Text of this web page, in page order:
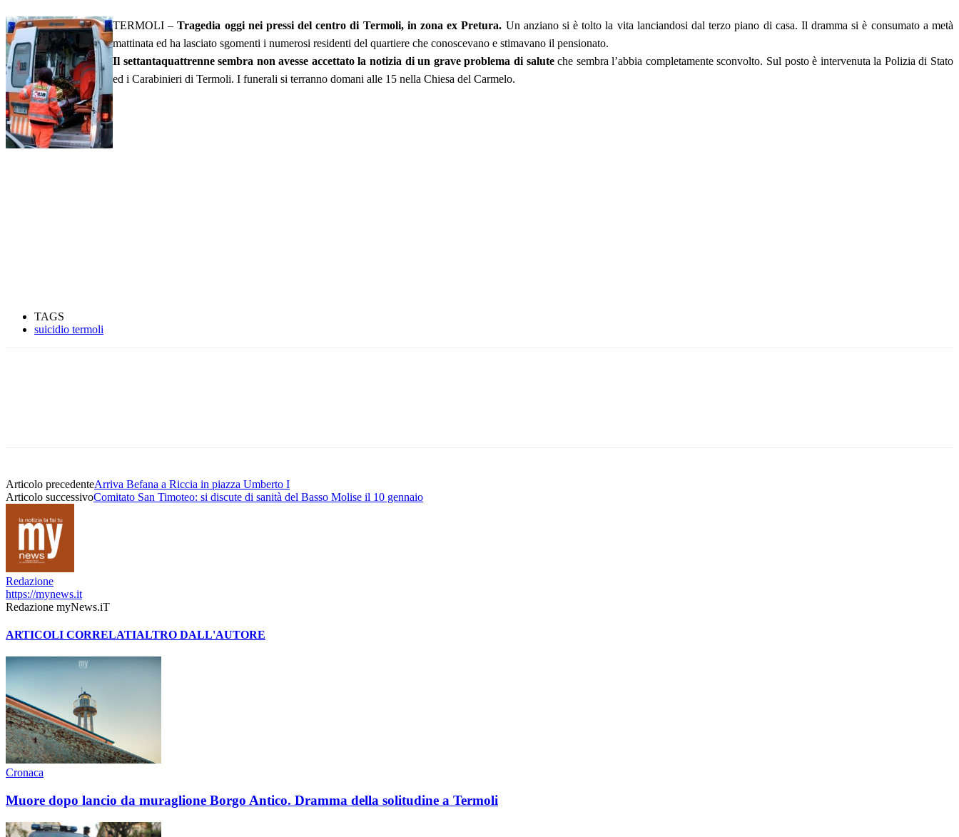
TERMOLI –Tragedia oggi nei pressi del centro di Termoli, in zona ex Pretura. Un anziano si è tolto la vita lanciandosi dal terzo piano di casa. Il dramma si è consumato a metà
mattinata ed ha lasciato sgomenti i numerosi residenti del quartiere che conoscevano e stimavano il pensionato.
Il settantaquattrenne sembra non avesse accettato la notizia di un grave problema di saluteche sembra l’abbia completamente sconvolto. Sul posto è intervenuta la Polizia di Stato
ed i Carabinieri di Termoli. I funerali si terranno domani alle 15 nella Chiesa del Carmelo.
TAGS
suicidio termoli
Articolo precedenteArriva Befana a Riccia in piazza Umberto I
Articolo successivoComitato San Timoteo: si discute di sanità del Basso Molise il 10 gennaio
Redazione
https://mynews.it
Redazione myNews.iT
ARTICOLI CORRELATIALTRO DALL'AUTORE
Cronaca
Muore dopo lancio da muraglione Borgo Antico. Dramma della solitudine a Termoli